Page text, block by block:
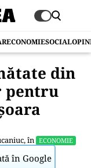
ECONOMIESOCIAL
din
pentru
, în ECONOMIE
în Google